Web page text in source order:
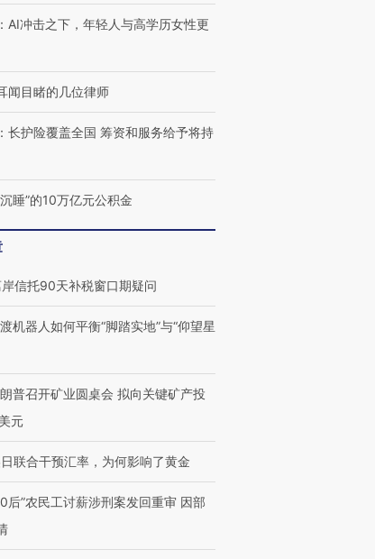
道危
牙
128毫米 紧急转移近
雨 3小时累计雨量超80毫
瞌
阿根廷3-0阿尔及利亚
： AI冲击之下，年轻人与高学历女性更
闻目睹的几位律师
： 长护险覆盖全国 筹资和服务给予将持
睡”的10万亿元公积金
信托90天补税窗口期疑问
机器人如何平衡“脚踏实地”与“仰望星
普召开矿业圆桌会 拟向关键矿产投
元
联合干预汇率，为何影响了黄金
后”农民工讨薪涉刑案发回重审 因部